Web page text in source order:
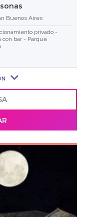
Buenos Aires
privado -
con bar - Parque